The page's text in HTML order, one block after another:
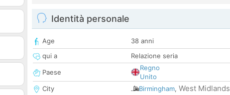
Identità personale
Age
38 anni
qui a
Relazione seria
Paese
Regno
Unito
City
Birmingham, West Midlands